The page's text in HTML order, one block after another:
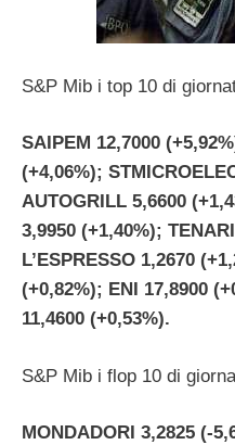
S&P Mib i top 10 di
SAIPEM 12,7000
(+4,06%);
AUTOGRILL 5,6600
3,9950 (+1,40%);
L’ESPRESSO 1,2670
(+0,82%); ENI 17,8900
11,4600 (+0,53%).
S&P Mib i flop 10 di
MONDADORI 3,2825 (-